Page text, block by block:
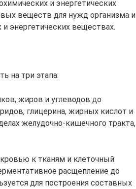
и энергетических
веществ для нужд организма и
энергетических веществах.
на три этапа:
жиров и углеводов до
глицерина, жирных кислот и
желудочно-кишечного тракта,
к тканям и клеточный
расщепление до
для построения составных